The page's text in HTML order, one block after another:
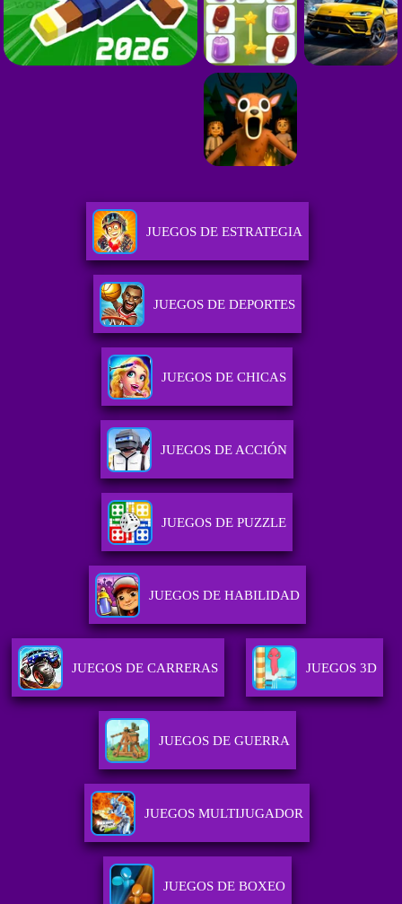
JUEGOS DE ESTRATEGIA
JUEGOS DE DEPORTES
JUEGOS DE CHICAS
JUEGOS DE ACCIÓN
JUEGOS DE PUZZLE
JUEGOS DE HABILIDAD
JUEGOS DE CARRERAS JUEGOS 3D
JUEGOS DE GUERRA
JUEGOS MULTIJUGADOR
JUEGOS DE BOXEO